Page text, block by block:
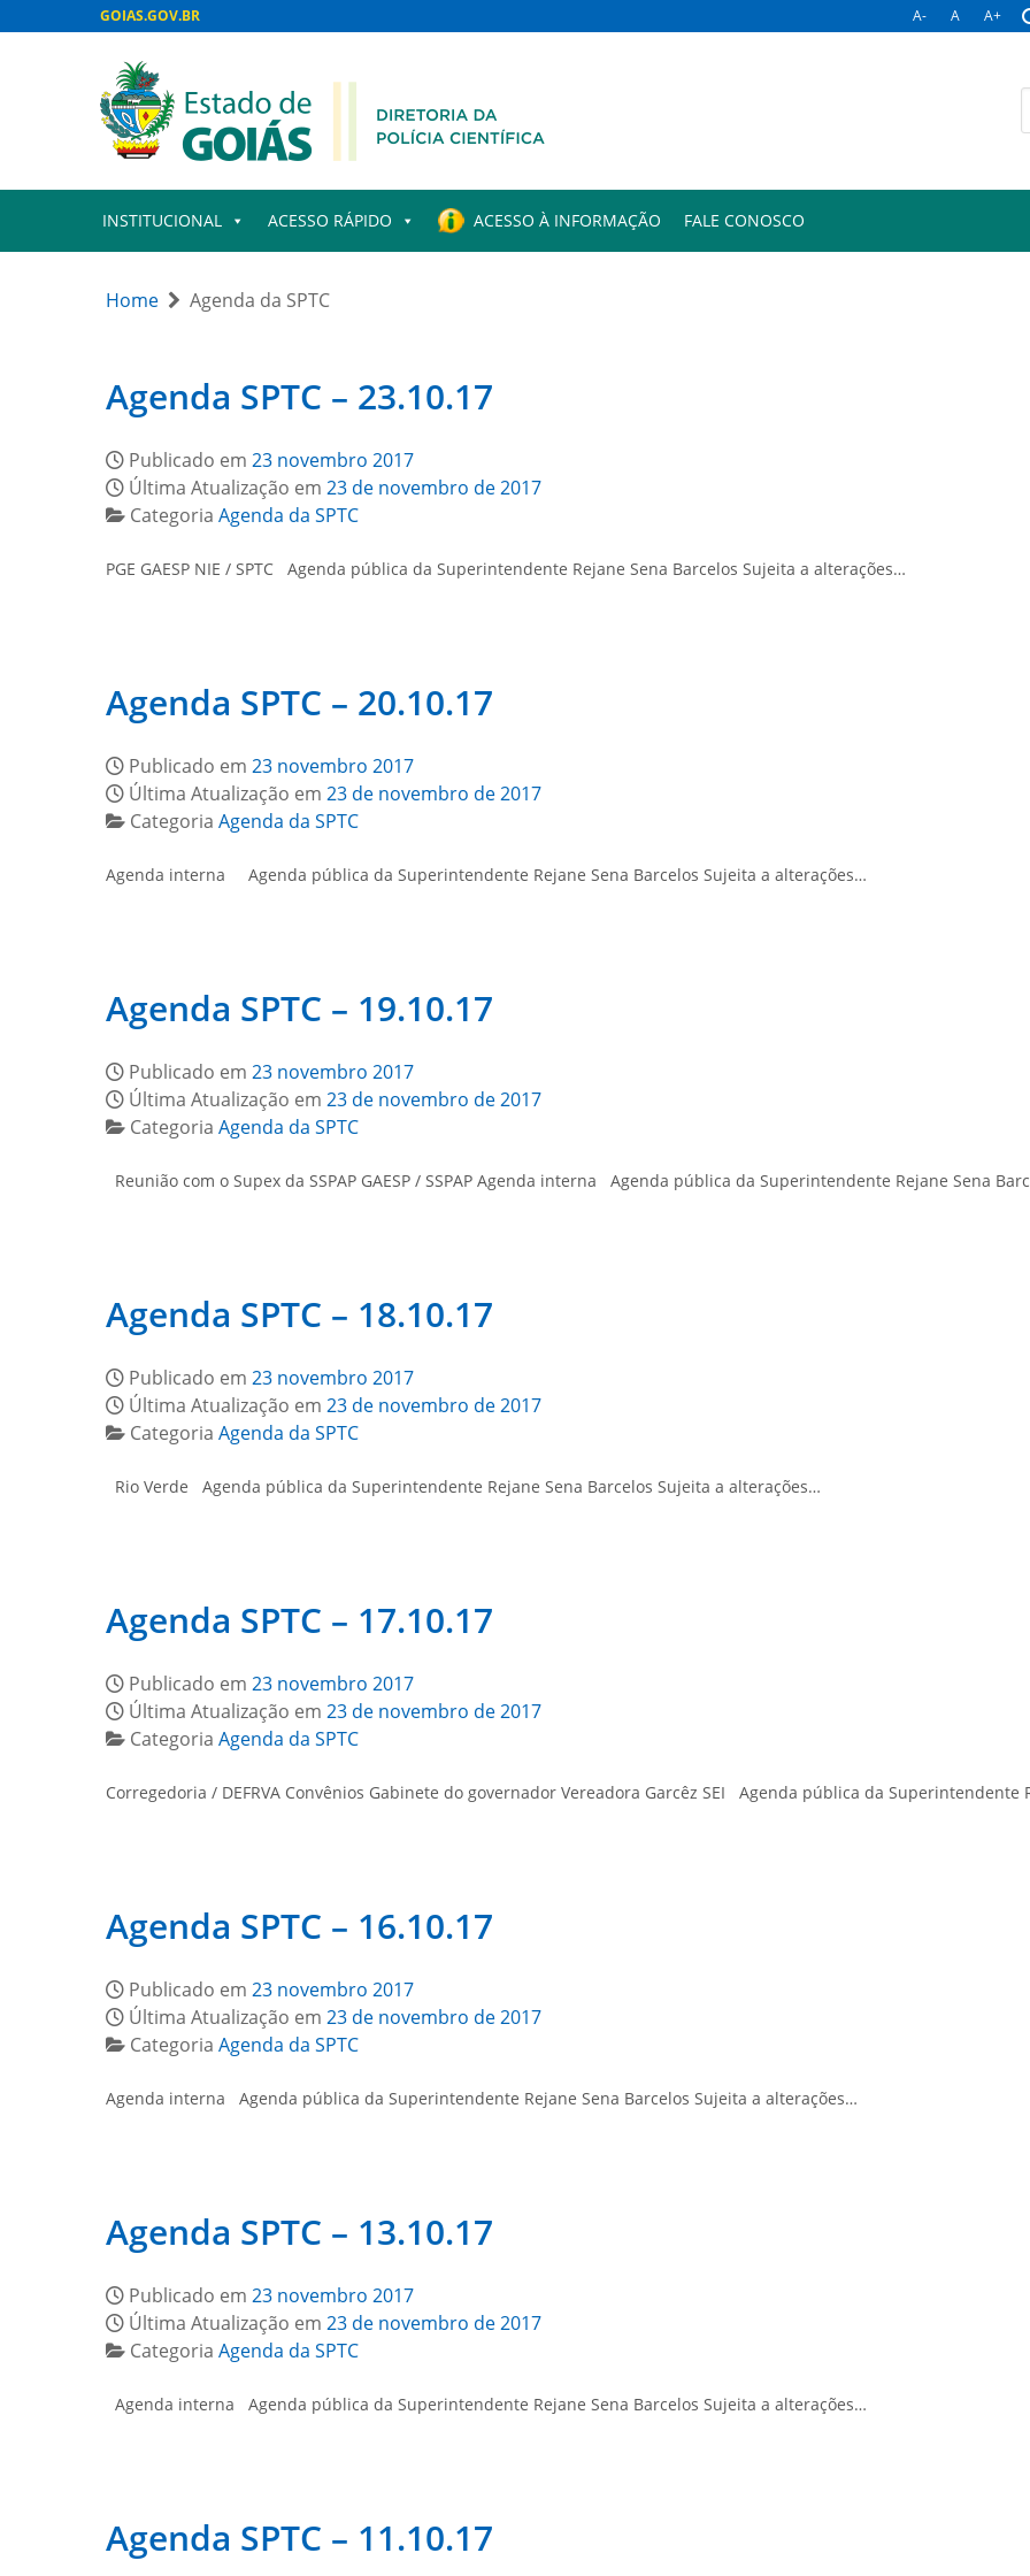
GOIAS.GOV.BR A- A A+
INSTITUCIONAL ACESSO RÁPIDO ACESSO À INFORMAÇÃO FALE CONOSCO
Home Agenda da SPTC
Agenda SPTC – 23.10.17
Publicado em 23 novembro 2017
Última Atualização em 23 de novembro de 2017
Categoria Agenda da SPTC
PGE GAESP NIE / SPTC Agenda pública da Superintendente Rejane Sena Barcelos Sujeita a alterações…
Agenda SPTC – 20.10.17
Publicado em 23 novembro 2017
Última Atualização em 23 de novembro de 2017
Categoria Agenda da SPTC
Agenda interna Agenda pública da Superintendente Rejane Sena Barcelos Sujeita a alterações…
Agenda SPTC – 19.10.17
Publicado em 23 novembro 2017
Última Atualização em 23 de novembro de 2017
Categoria Agenda da SPTC
Reunião com o Supex da SSPAP GAESP / SSPAP Agenda interna Agenda pública da Superintendente Rejane Sena
Agenda SPTC – 18.10.17
Publicado em 23 novembro 2017
Última Atualização em 23 de novembro de 2017
Categoria Agenda da SPTC
Rio Verde Agenda pública da Superintendente Rejane Sena Barcelos Sujeita a alterações…
Agenda SPTC – 17.10.17
Publicado em 23 novembro 2017
Última Atualização em 23 de novembro de 2017
Categoria Agenda da SPTC
Corregedoria / DEFRVA Convênios Gabinete do governador Vereadora Garcêz SEI Agenda pública da
Agenda SPTC – 16.10.17
Publicado em 23 novembro 2017
Última Atualização em 23 de novembro de 2017
Categoria Agenda da SPTC
Agenda interna Agenda pública da Superintendente Rejane Sena Barcelos Sujeita a alterações…
Agenda SPTC – 13.10.17
Publicado em 23 novembro 2017
Última Atualização em 23 de novembro de 2017
Categoria Agenda da SPTC
Agenda interna Agenda pública da Superintendente Rejane Sena Barcelos Sujeita a alterações…
Agenda SPTC – 11.10.17